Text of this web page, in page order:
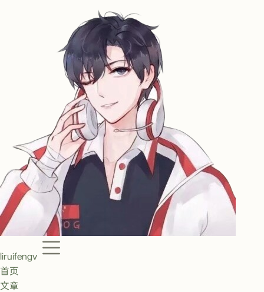
liruifengv
Menu
首页
文章